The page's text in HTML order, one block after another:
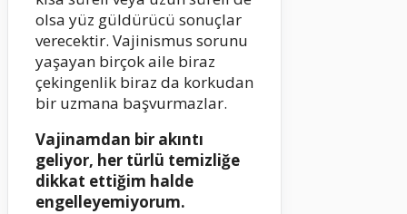
olsa yüz güldürücü sonuçlar
verecektir. Vajinismus sorunu
yaşayan birçok aile biraz
çekingenlik biraz da korkudan
bir uzmana başvurmazlar.
Vajinamdan bir akıntı
geliyor, her türlü temizliğe
dikkat ettiğim halde
engelleyemiyorum.